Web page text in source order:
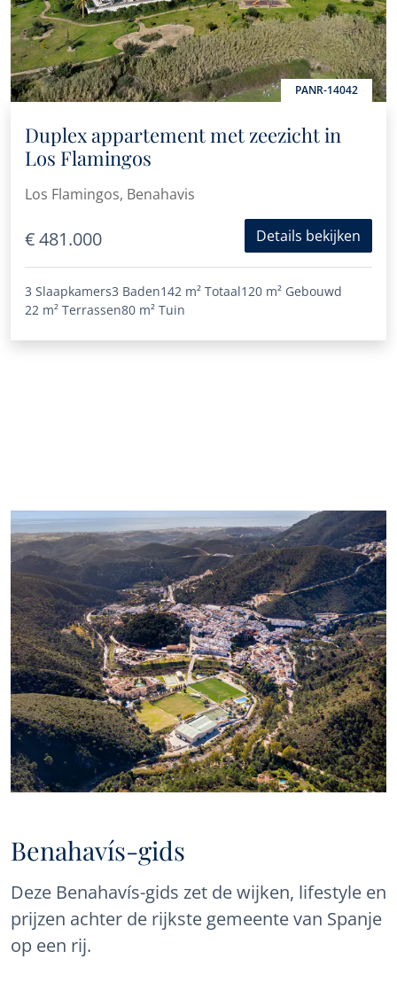
PANR-14042
Duplex appartement met zeezicht in
Los Flamingos
Los Flamingos, Benahavis
€ 481.000 Details bekijken
3 Slaapkamers3 Baden142 m² Totaal120 m² Gebouwd
22 m² Terrassen80 m² Tuin
Benahavís-gids
Deze Benahavís-gids zet de wijken, lifestyle en
prijzen achter de rijkste gemeente van Spanje
op een rij.